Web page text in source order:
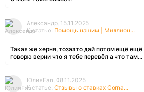
Александр, 15.11.2025
К статье: Помощь нашим | Миллион...
Такая же херня, тозаэто дай потом ещё ещё
говорю верни что я тебе перевёл а что там...
ЮлияFan, 08.11.2025
К статье: Отзывы о ставках Corna...